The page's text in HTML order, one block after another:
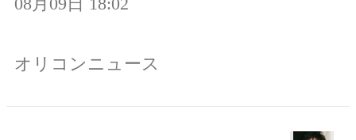
オリコンニュース